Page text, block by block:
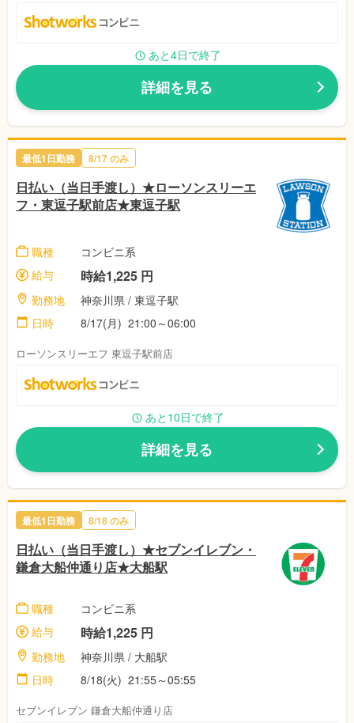
あと4日で終了
詳細を見る
最低1日勤務 8/17 のみ
日払い（当日手渡し）★ローソンスリーエ
フ・東逗子駅前店★東逗子駅
職種
コンビニ系
給与
時給1,225 円
勤務地
神奈川県 / 東逗子駅
日時
8/17(月) 21:00～06:00
ローソンスリーエフ 東逗子駅前店
あと10日で終了
詳細を見る
最低1日勤務 8/18 のみ
日払い（当日手渡し）★セブンイレブン・
鎌倉大船仲通り店★大船駅
職種
コンビニ系
給与
時給1,225 円
勤務地
神奈川県 / 大船駅
日時
8/18(火) 21:55～05:55
セブンイレブン 鎌倉大船仲通り店